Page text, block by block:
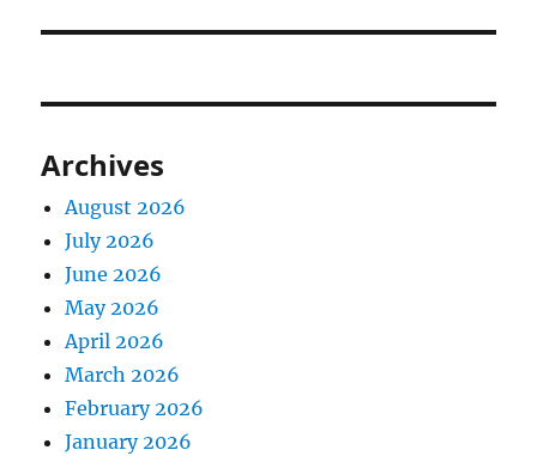
Archives
August 2026
July 2026
June 2026
May 2026
April 2026
March 2026
February 2026
January 2026